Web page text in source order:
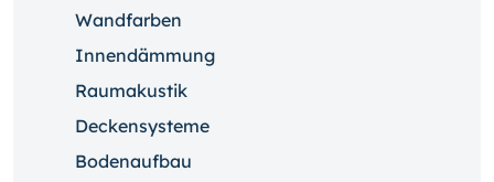
Wandfarben
Innendämmung
Raumakustik
Deckensysteme
Bodenaufbau